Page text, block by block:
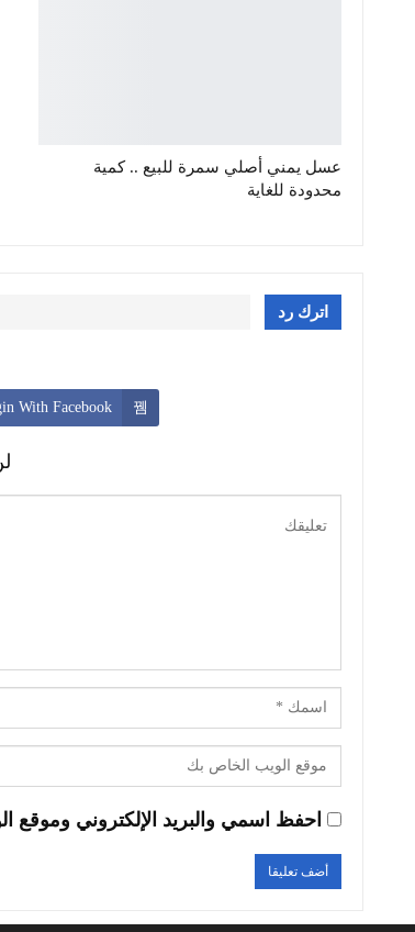
عسل يمني أصلي سمرة للبيع .. كمية
محدودة للغاية
اترك رد
With Facebook
احفظ اسمي والبريد الإلكتروني وموقع